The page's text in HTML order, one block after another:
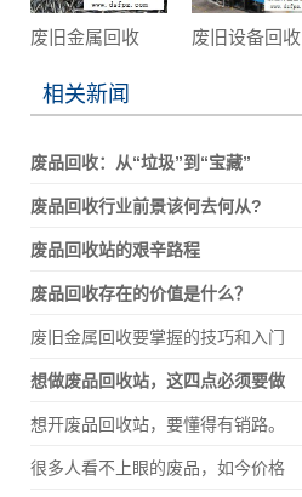
废旧金属回收 废旧设备回收
相关新闻
废品回收：从“垃圾”到“宝藏”
废品回收行业前景该何去何从?
废品回收站的艰辛路程
废品回收存在的价值是什么？
废旧金属回收要掌握的技巧和入门
想做废品回收站，这四点必须要做
想开废品回收站，要懂得有销路。
很多人看不上眼的废品，如今价格